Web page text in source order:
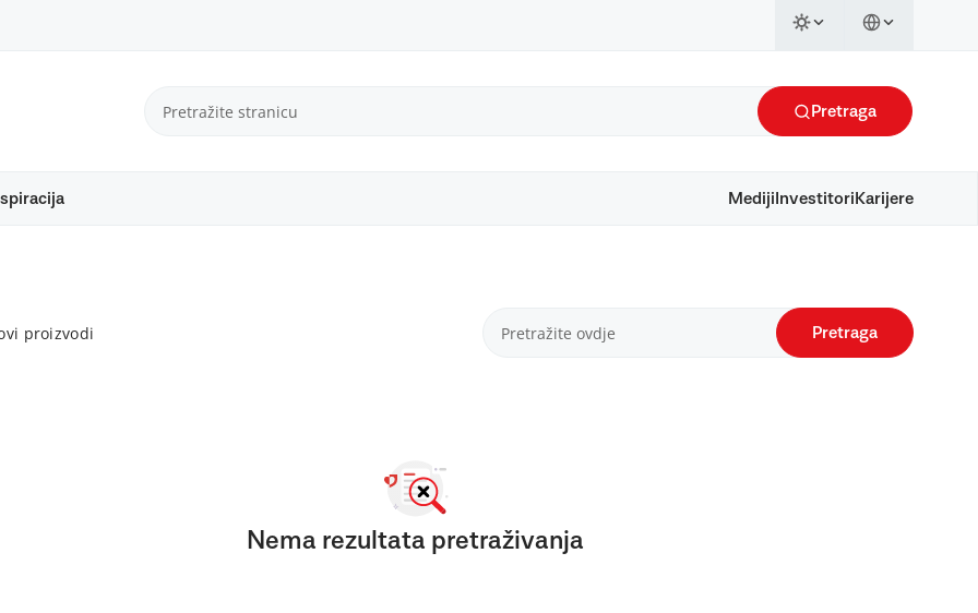
Pretraga
Mediji Investitori Karijere
proizvodi Pretraga
Nema rezultata pretraživanja